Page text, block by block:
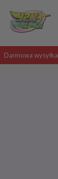
Darmowa wysyłka